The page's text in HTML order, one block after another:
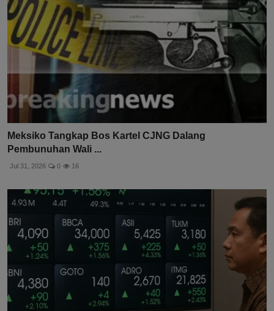
Meksiko Tangkap Bos Kartel CJNG Dalang
Pembunuhan Wali ...
Jul 31, 2026 0 16